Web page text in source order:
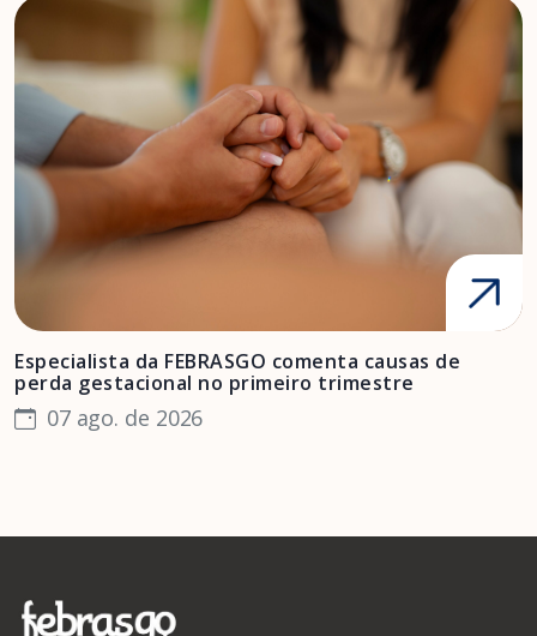
Especialista da FEBRASGO comenta causas de
perda gestacional no primeiro trimestre
07 ago. de 2026